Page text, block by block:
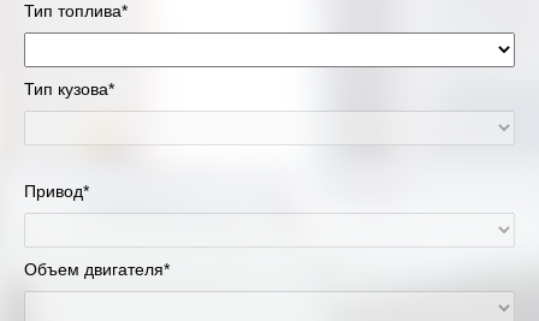
Тип топлива*
Тип кузова*
Привод*
Объем двигателя*